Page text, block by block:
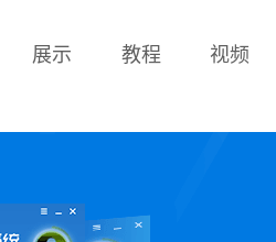
展示 教程 视频